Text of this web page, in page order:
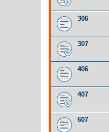
306
307
406
407
607